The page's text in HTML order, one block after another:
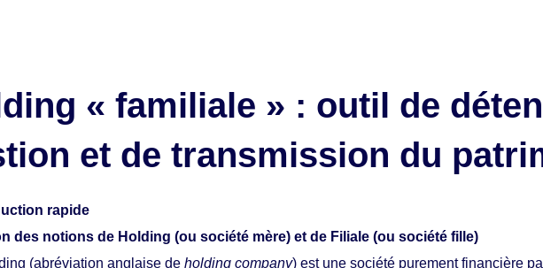
« familiale » : outil de
et de transmission du
rapide
des notions de Holding (ou société mère) et de Filiale (ou société fille)
(abréviation anglaise de holding company) est une société purement financière